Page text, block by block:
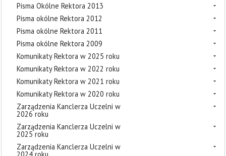
Pisma Okólne Rektora 2013
Pisma okólne Rektora 2012
Pisma okólne Rektora 2011
Pisma okólne Rektora 2009
Komunikaty Rektora w 2025 roku
Komunikaty Rektora w 2022 roku
Komunikaty Rektora w 2021 roku
Komunikaty Rektora w 2020 roku
Zarządzenia Kanclerza Uczelni w
2026 roku
Zarządzenia Kanclerza Uczelni w
2025 roku
Zarządzenia Kanclerza Uczelni w